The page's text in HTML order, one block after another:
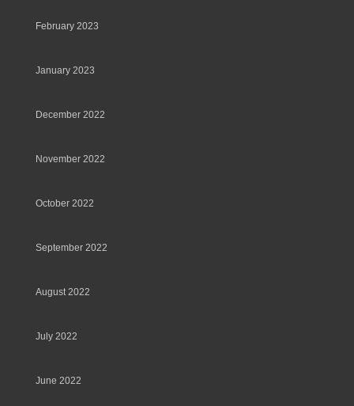
February 2023
January 2023
December 2022
November 2022
October 2022
September 2022
August 2022
July 2022
June 2022